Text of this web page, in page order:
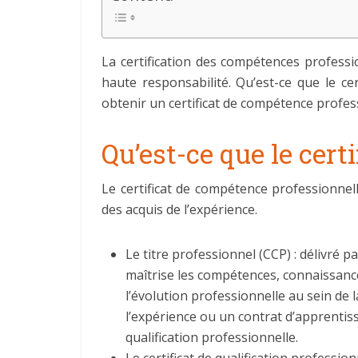
La certification des compétences
haute responsabilité. Qu’est-ce que le
obtenir un certificat de compétence
Qu’est-ce que le
Le certificat de compétence
des acquis de l’expérience.
Le titre professionnel (CCP) : délivré
maîtrise les compétences,
l’évolution professionnelle au sein
l’expérience ou un contrat
qualification professionnelle.